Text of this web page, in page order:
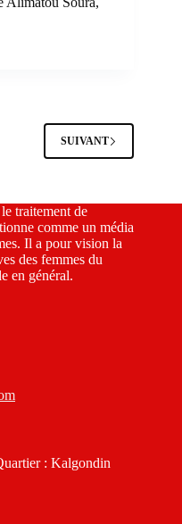
SUIVANT
traitement de
comme un média
Il a pour vision la
des femmes du
en général.
: Kalgondin